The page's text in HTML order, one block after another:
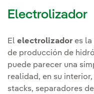
Electrolizador
El electrolizador es
de producción de
puede parecer una
realidad, en su
stacks, separadores